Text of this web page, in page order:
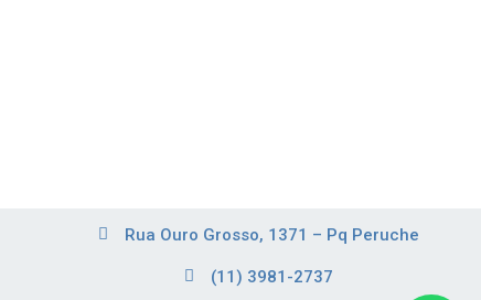
Rua Ouro Grosso, 1371 – Pq Peruche
(11) 3981-2737